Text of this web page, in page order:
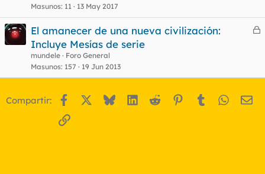
Masunos 11 13 May 2017
C
a
El amanecer de una nueva civilización:
Incluye Mesías de serie
mundele
Foro General
Masunos 157 19 Jun 2013
Compartir: Facebook BlueskyLinkedIn
Reddit Pinterest
Tumblr
Enlace